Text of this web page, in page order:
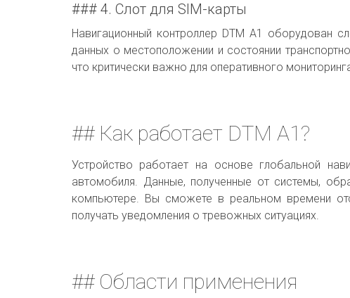
### 4. Слот для SIM-карты
Навигационный контроллер DTM A1 оборудован
данных о местоположении и состоянии
что критически важно для оперативного
## Как работает DTM A1?
Устройство работает на основе глобальной
автомобиля. Данные, полученные от системы,
компьютере. Вы сможете в реальном времени
получать уведомления о тревожных ситуациях.
## Области применения